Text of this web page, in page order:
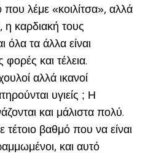
λέμε «κοιλίτσα», αλλά
η καρδιακή τους
όλα τα άλλα είναι
και τέλεια.
αλλά ικανοί
υγιείς ; Η
και μάλιστα πολύ.
τέτοιο βαθμό που να είναι
και αυτό